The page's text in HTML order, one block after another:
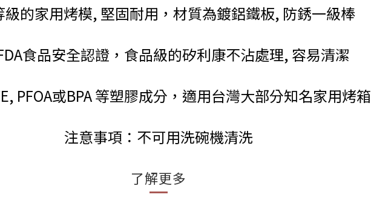
級的家用烤模, 堅固耐用，材質為鍍鋁鐵板, 防銹一級棒
食品安全認證，食品級的矽利康不沾處理, 容易清潔
PFOA或BPA 等塑膠成分，適用台灣大部分知名家用烤箱
注意事項：不可用洗碗機清洗
了解更多